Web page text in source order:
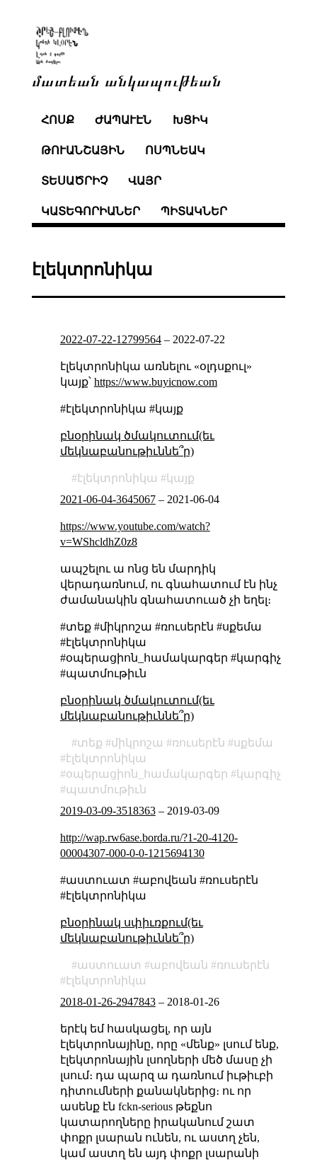
մատեան անկապութեան
ՀՈՍՔ ԺԱՊԱՒԷՆ ԽՑԻԿ
ԹՈՒԱՆՇԱՅԻՆ ՈՍՊՆԵԱԿ
ՏԵՍԱԾՐԻՉ ՎԱՅՐ
ԿԱՏԵԳՈՐԻԱՆԵՐ ՊԻՏԱԿՆԵՐ
էլեկտրոնիկա
2022-07-22-12799564– 2022-07-22
էլեկտրոնիկա առնելու «օլդսքուլ»
կայք՝ https://www.buyicnow.com
#էլեկտրոնիկա #կայք
բնօրինակ ծմակուտում(եւ
մեկնաբանութիւննե՞ր)
էլեկտրոնիկա
կայք
2021-06-04-3645067– 2021-06-04
https://www.youtube.com/watch?
v=WShcldhZ0z8
ապշելու ա ոնց են մարդիկ
վերադառնում, ու գնահատում էն ինչ
ժամանակին գնահատուած չի եղել։
#տեք #միկրոշա #ռուսերէն #սքեմա
#էլեկտրոնիկա
#օպերացիոն_համակարգեր #կարգիչ
#պատմութիւն
բնօրինակ ծմակուտում(եւ
մեկնաբանութիւննե՞ր)
տեք միկրոշա ռուսերէն
սքեմա
էլեկտրոնիկա
օպերացիոն_համակարգեր
կարգիչ
պատմութիւն
2019-03-09-3518363– 2019-03-09
http://wap.rw6ase.borda.ru/?1-20-4120-
00004307-000-0-0-1215694130
#աստուատ #աբովեան #ռուսերէն
#էլեկտրոնիկա
բնօրինակ սփիւռքում(եւ
մեկնաբանութիւննե՞ր)
աստուատ աբովեան
ռուսերէն
էլեկտրոնիկա
2018-01-26-2947843– 2018-01-26
երէկ եմ հասկացել, որ այն
էլեկտրոնայինը, որը «մենք» լսում ենք,
էլեկտրոնային լսողների մեծ մասը չի
լսում։ դա պարզ ա դառնում իւթիւբի
դիտումների քանակներից։ ու որ
ասենք էն fckn-serious թեքնո
կատարողները իրականում շատ
փոքր լսարան ունեն, ու աստղ չեն,
կամ աստղ են այդ փոքր լսարանի